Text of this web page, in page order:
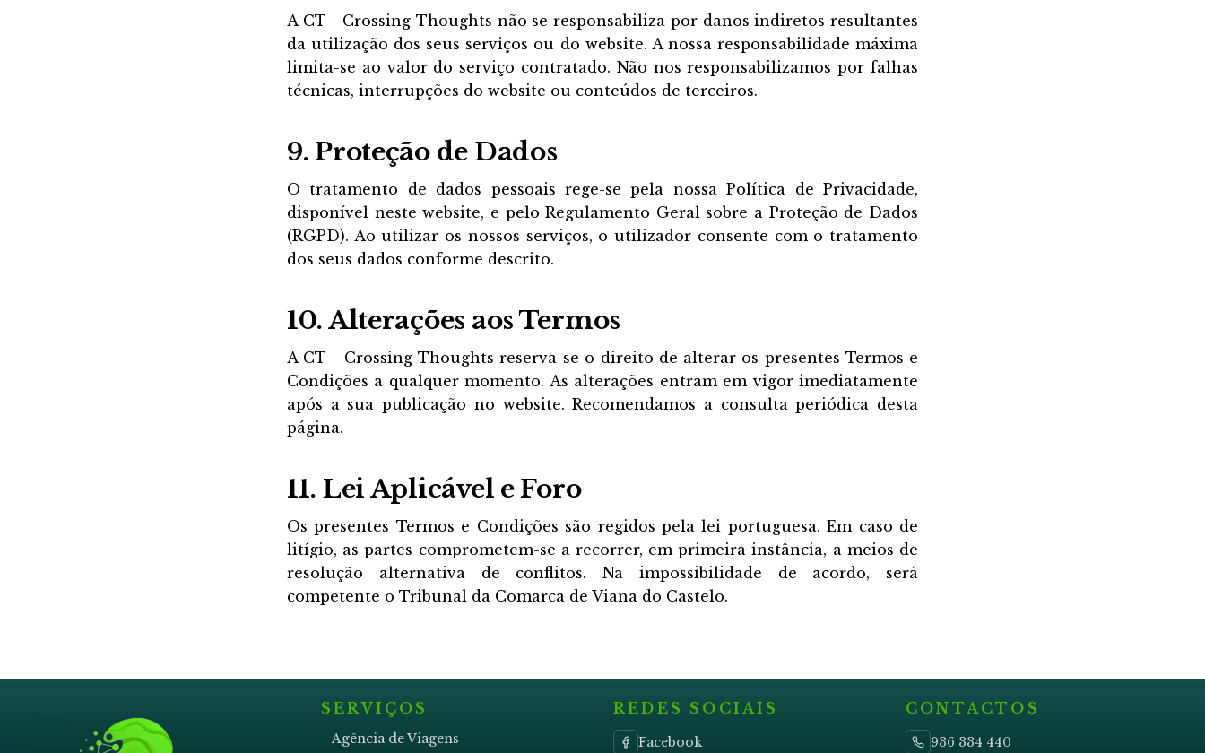
A CT - Crossing Thoughts não se responsabiliza por danos indiretos resultantes
da utilização dos seus serviços ou do website. A nossa responsabilidade máxima
limita-se ao valor do serviço contratado. Não nos responsabilizamos por falhas
técnicas, interrupções do website ou conteúdos de terceiros.
9. Proteção de Dados
O tratamento de dados pessoais rege-se pela nossa Política de Privacidade,
disponível neste website, e pelo Regulamento Geral sobre a Proteção de Dados
(RGPD). Ao utilizar os nossos serviços, o utilizador consente com o tratamento
dos seus dados conforme descrito.
10. Alterações aos Termos
A CT - Crossing Thoughts reserva-se o direito de alterar os presentes Termos e
Condições a qualquer momento. As alterações entram em vigor imediatamente
após a sua publicação no website. Recomendamos a consulta periódica desta
página.
11. Lei Aplicável e Foro
Os presentes Termos e Condições são regidos pela lei portuguesa. Em caso de
litígio, as partes comprometem-se a recorrer, em primeira instância, a meios de
resolução alternativa de conflitos. Na impossibilidade de acordo, será
competente o Tribunal da Comarca de Viana do Castelo.
SERVIÇOS
Agência de Viagens
REDES SOCIAIS
Facebook
CONTACTOS
936 334 440